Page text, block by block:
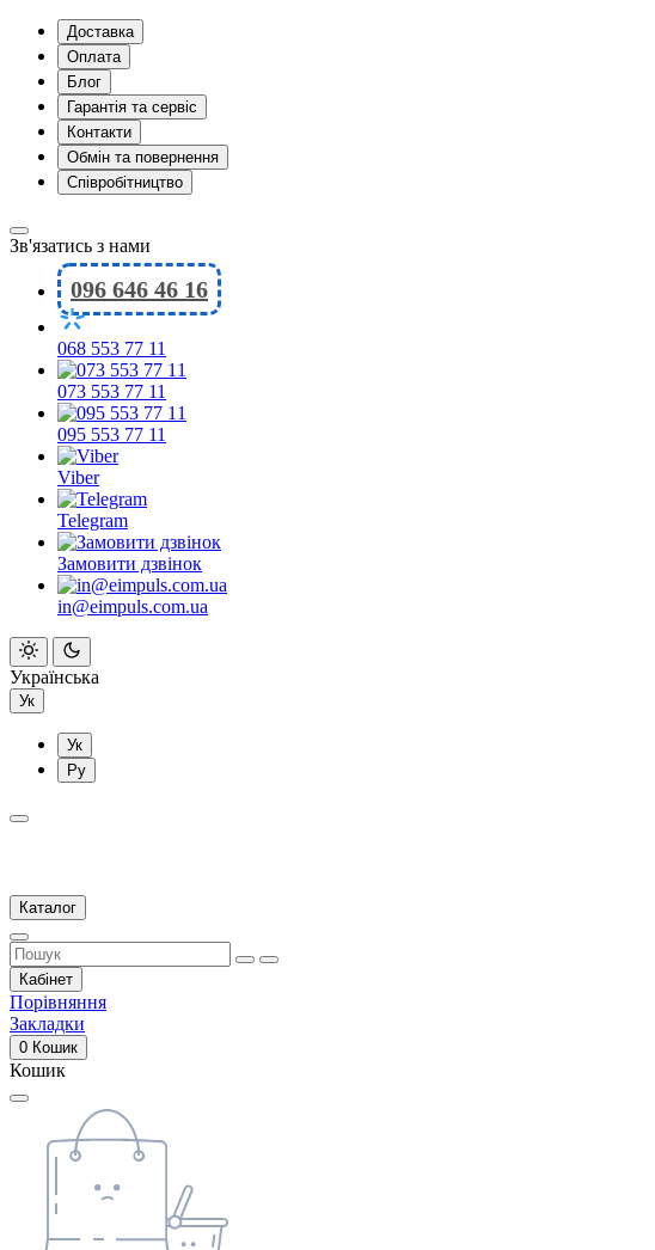
Доставка
Оплата
Блог
Гарантія та сервіс
Контакти
Обмін та повернення
Співробітництво
Зв'язатись з нами
096 646 46 16
068 553 77 11
073 553 77 11
095 553 77 11
Viber
Telegram
Замовити дзвінок
in@eimpuls.com.ua
Українська
Ук
Ук
Ру
Каталог
Кабінет
Порівняння
Закладки
0 Кошик
Кошик